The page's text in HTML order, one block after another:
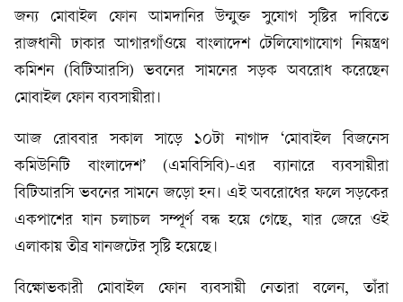
জন্য মোবাইল ফোন আমদানির উন্মুক্ত সুযোগ সৃষ্টির দাবিতে
রাজধানী ঢাকার আগারগাঁওয়ে বাংলাদেশ টেলিযোগাযোগ নিয়ন্ত্রণ
কমিশন (বিটিআরসি) ভবনের সামনের সড়ক অবরোধ করেছেন
মোবাইল ফোন ব্যবসায়ীরা।
আজ রোববার সকাল সাড়ে ১০টা নাগাদ ‘মোবাইল বিজনেস
কমিউনিটি বাংলাদেশ’ (এমবিসিবি)-এর ব্যানারে ব্যবসায়ীরা
বিটিআরসি ভবনের সামনে জড়ো হন। এই অবরোধের ফলে সড়কের
একপাশের যান চলাচল সম্পূর্ণ বন্ধ হয়ে গেছে, যার জেরে ওই
এলাকায় তীব্র যানজটের সৃষ্টি হয়েছে।
বিক্ষোভকারী মোবাইল ফোন ব্যবসায়ী নেতারা বলেন, তাঁরা